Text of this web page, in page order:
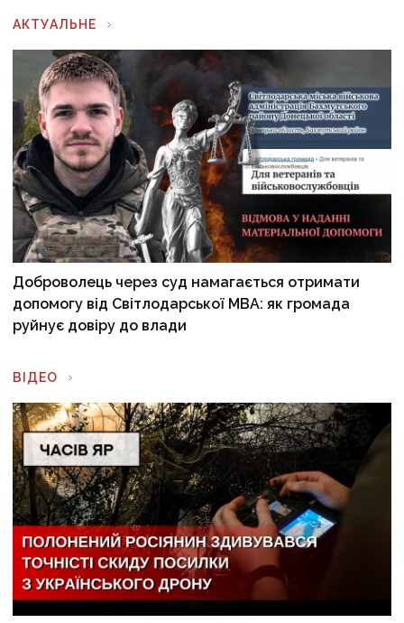
АКТУАЛЬНЕ
Доброволець через суд намагається отримати
допомогу від Світлодарської МВА: як громада
руйнує довіру до влади
ВІДЕО